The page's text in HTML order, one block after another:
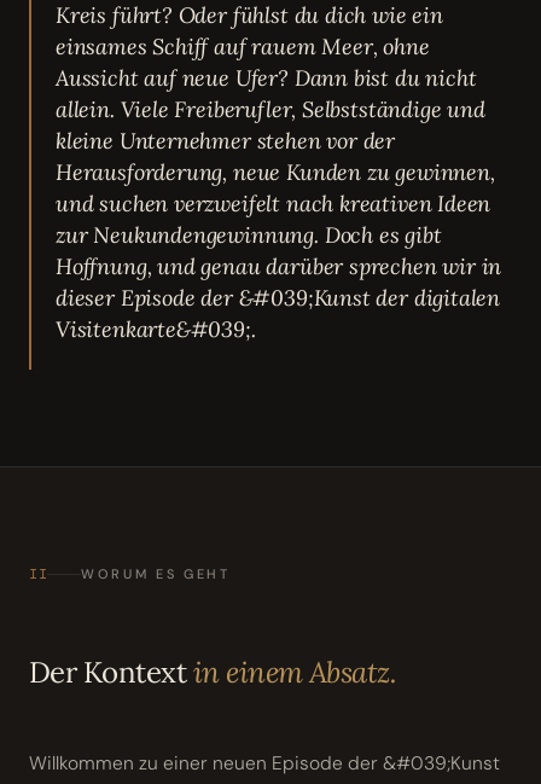
Kreis führt? Oder fühlst du dich wie ein
einsames Schiff auf rauem Meer, ohne
Aussicht auf neue Ufer? Dann bist du nicht
allein. Viele Freiberufler, Selbstständige und
kleine Unternehmer stehen vor der
Herausforderung, neue Kunden zu gewinnen,
und suchen verzweifelt nach kreativen Ideen
zur Neukundengewinnung. Doch es gibt
Hoffnung, und genau darüber sprechen wir in
dieser Episode der &#039;Kunst der digitalen
Visitenkarte&#039;.
II WORUM ES GEHT
Der Kontextin einem Absatz.
Willkommen zu einer neuen Episode der &#039;Kunst